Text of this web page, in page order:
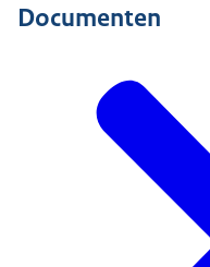
Documenten